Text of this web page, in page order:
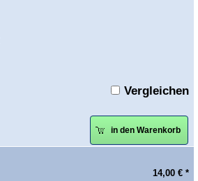
Vergleichen
in den Warenkorb
14,00 € *